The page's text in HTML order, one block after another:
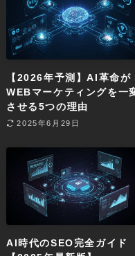
【2026年予測】AI革命が
WEBマーケティングを一
させる5つの理由
2025年6月29日
AI時代のSEO完全ガイド